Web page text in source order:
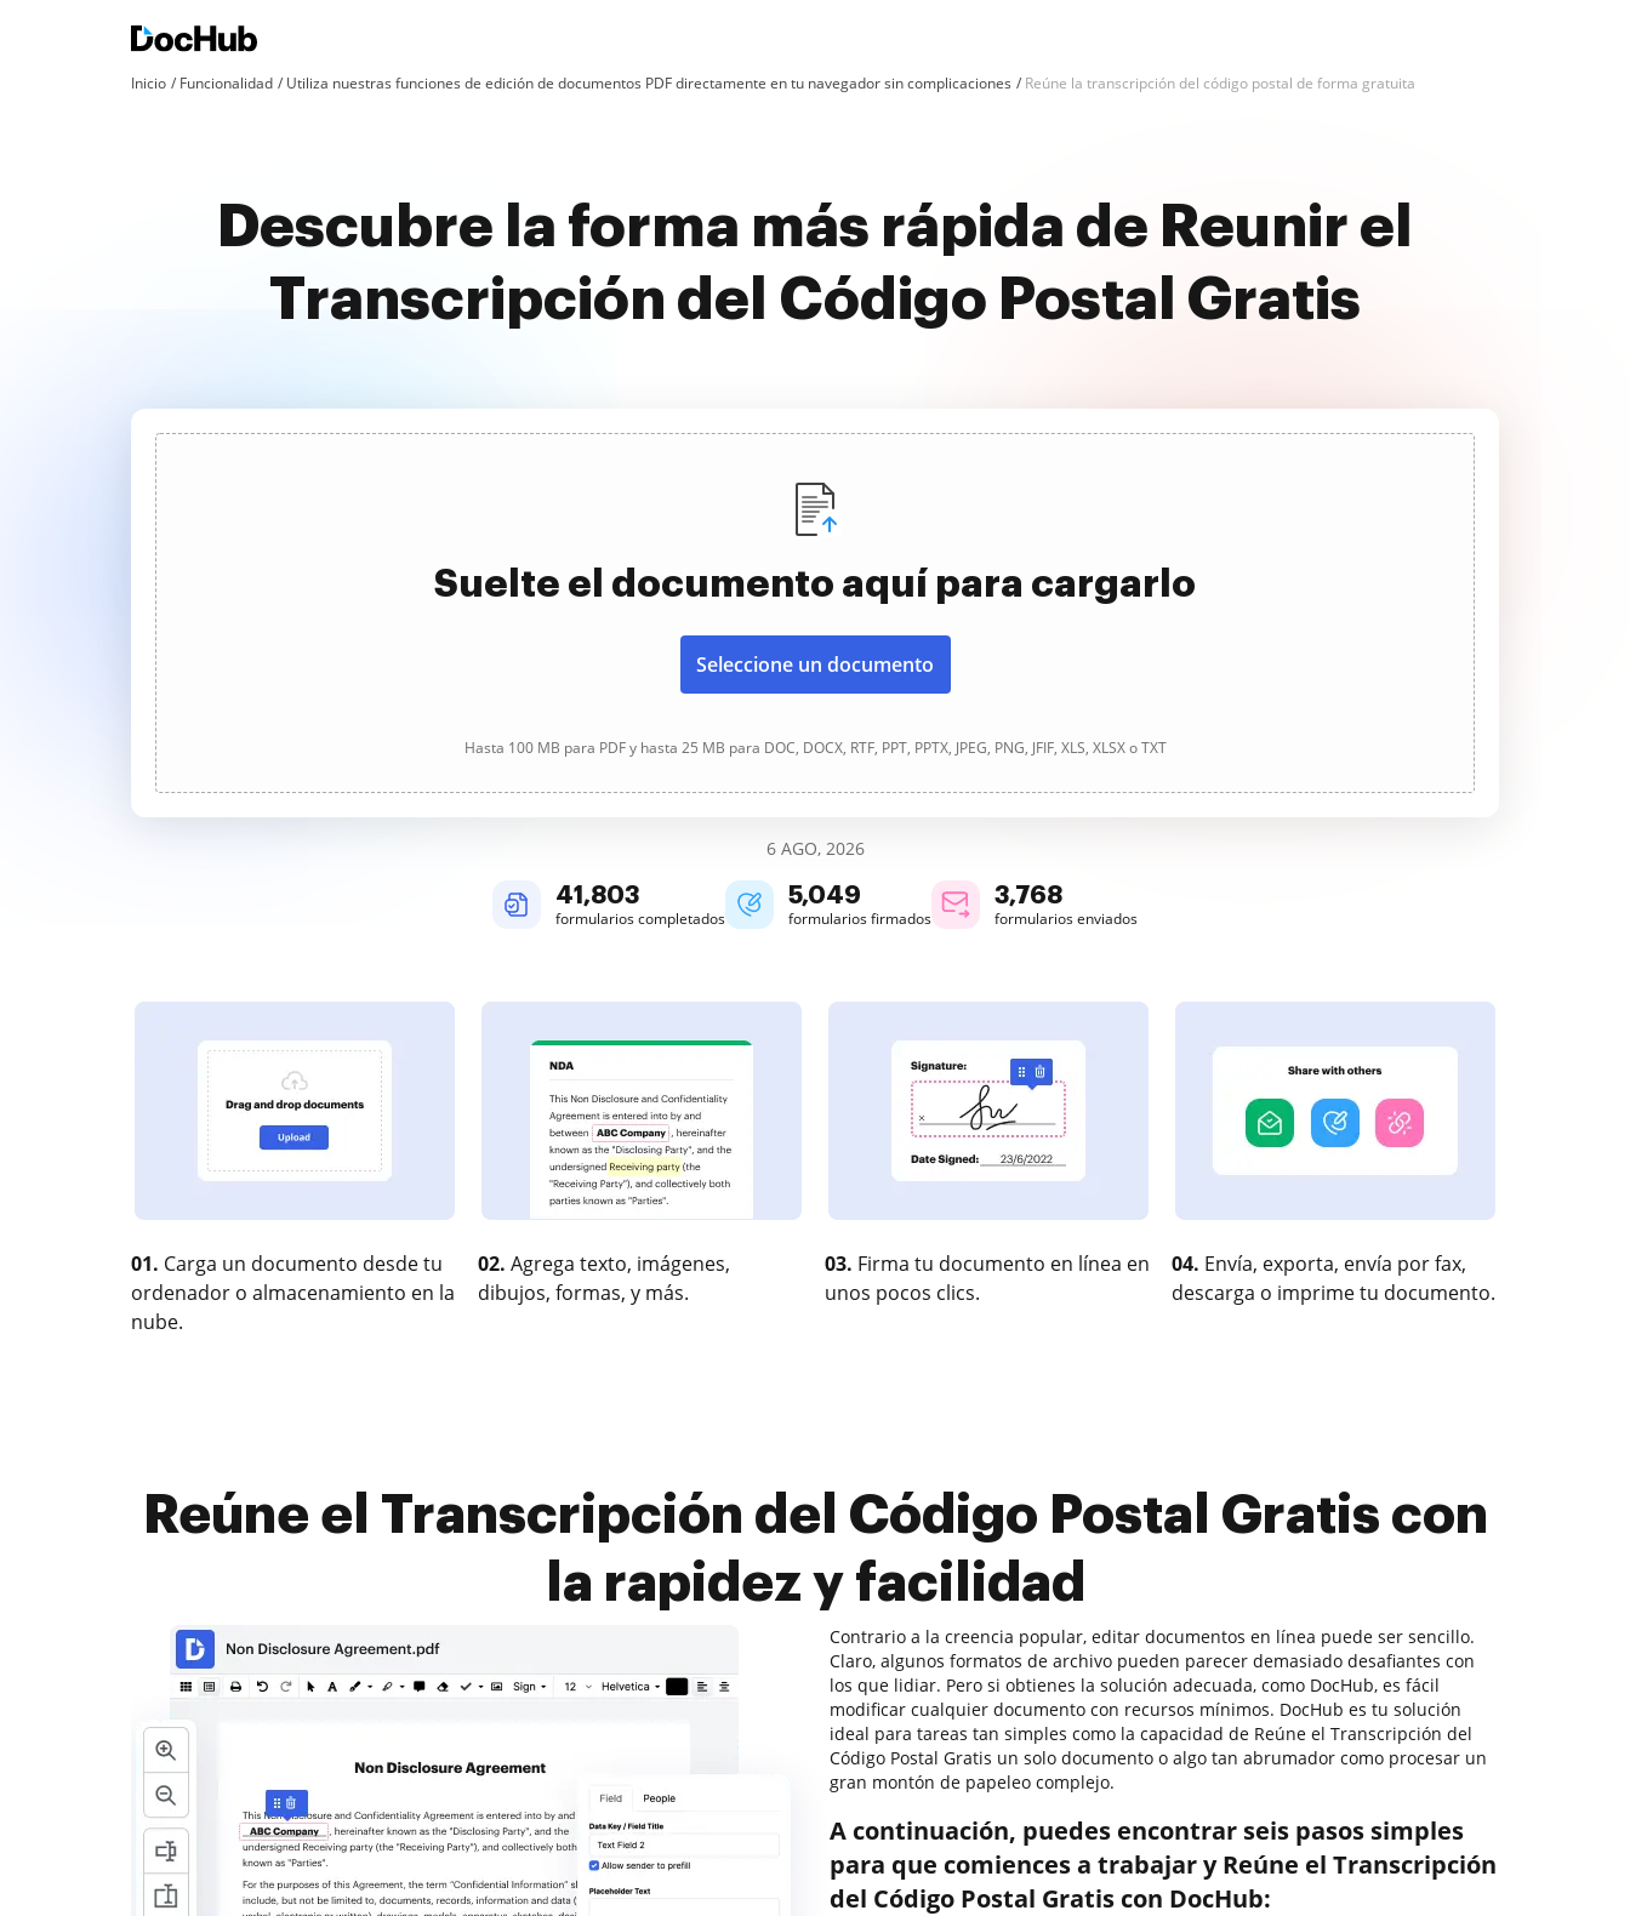
Inicio Funcionalidad Utiliza nuestras funciones de edición de documentos PDF directamente en tu navegador sin complicaciones Reúne la transcripción del código postal de forma gratuita
Descubre la forma más rápida de Reunir el
Transcripción del Código Postal Gratis
Suelte el documento aquí para cargarlo
Seleccione un documento
Hasta 100 MB para PDF y hasta 25 MB para DOC, DOCX, RTF, PPT, PPTX, JPEG, PNG, JFIF, XLS, XLSX o TXT
6 AGO, 2026
41,807
formularios completados
5,049
formularios firmados
3,768
formularios enviados
01. Carga un documento desde tu
ordenador o almacenamiento en la
nube.
02. Agrega texto, imágenes,
dibujos, formas, y más.
03. Firma tu documento en línea en
unos pocos clics.
04. Envía, exporta, envía por fax,
descarga o imprime tu documento.
Reúne el Transcripción del Código Postal Gratis con
la rapidez y facilidad
Contrario a la creencia popular, editar documentos en línea puede ser sencillo.
Claro, algunos formatos de archivo pueden parecer demasiado desafiantes con
los que lidiar. Pero si obtienes la solución adecuada, como DocHub, es fácil
modificar cualquier documento con recursos mínimos. DocHub es tu solución
ideal para tareas tan simples como la capacidad de Reúne el Transcripción del
Código Postal Gratis un solo documento o algo tan abrumador como procesar un
gran montón de papeleo complejo.
A continuación, puedes encontrar seis pasos simples
para que comiences a trabajar y Reúne el Transcripción
del Código Postal Gratis con DocHub: